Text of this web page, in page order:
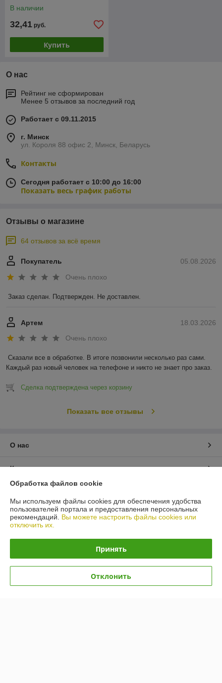
В наличии
32,41 руб.
Купить
О нас
Рейтинг не сформирован
Менее 5 отзывов за последний год
Работает с 09.11.2015
г. Минск
ул. Короля 88 офис 2, Минск, Беларусь
Контакты
Сегодня работает с 10:00 до 16:00
Показать весь график работы
Отзывы о магазине
64 отзывов за всё время
05.08.2026
Покупатель
Очень плохо
Заказ сделан. Подтвержден. Не доставлен.
18.03.2026
Артем
Очень плохо
Сказали все в обработке. В итоге позвонили несколько раз сами.
Каждый раз новый человек на телефоне и никто не знает про заказ.
Сделка подтверждена через корзину
Показать все отзывы
О нас
Контакты
График работы
Полная версия сайта
Сайт создан на платформе Deal.by
Обработка файлов cookie
Мы используем файлы cookies для обеспечения удобства
пользователей портала и предоставления персональных
рекомендаций. Вы можете настроить файлы cookies или
отключить их.
Принять
Отклонить